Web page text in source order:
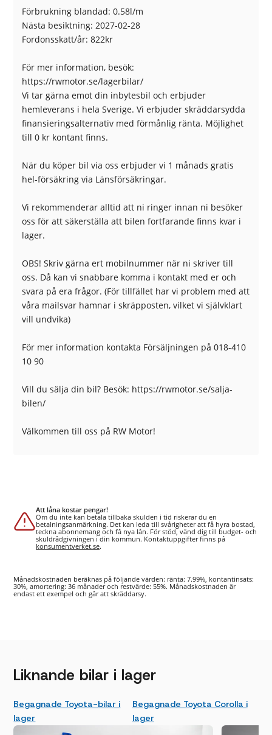
Fällbara baksäten
Helljusassistans
Körfilsassistans
Nödsamtal
Rear Traffic Alert
Sidokrockgardiner
Skyltigenkänning
Sminkspegel
Sportstolar
Start-/stoppfunktion
Startspärr
Sätesvärme (fram)
Förbrukning blandad: 0.58l/m
Nästa besiktning: 2027-02-28
Fordonsskatt/år: 822kr
För mer information, besök:
https://rwmotor.se/lagerbilar/
Vi tar gärna emot din inbytesbil och erbjuder
hemleverans i hela Sverige. Vi erbjuder skräddarsydda
finansieringsalternativ med förmånlig ränta. Möjlighet
till 0 kr kontant finns.
När du köper bil via oss erbjuder vi 1 månads gratis
hel-försäkring via Länsförsäkringar.
Vi rekommenderar alltid att ni ringer innan ni besöker
oss för att säkerställa att bilen fortfarande finns kvar i
lager.
OBS! Skriv gärna ert mobilnummer när ni skriver till
oss. Då kan vi snabbare komma i kontakt med er och
svara på era frågor. (För tillfället har vi problem med att
våra mailsvar hamnar i skräpposten, vilket vi självklart
vill undvika)
För mer information kontakta Försäljningen på 018-410
10 90
Vill du sälja din bil? Besök: https://rwmotor.se/salja-
bilen/
Välkommen till oss på RW Motor!
Att låna kostar pengar!
Om du inte kan betala tillbaka skulden i tid riskerar du en
betalningsanmärkning. Det kan leda till svårigheter att få hyra bostad,
teckna abonnemang och få nya lån. För stöd, vänd dig till budget- och
skuldrådgivningen i din kommun. Kontaktuppgifter finns på
konsumentverket.se.
Månadskostnaden beräknas på följande värden: ränta: 7.99%, kontantinsats:
30%, amortering: 36 månader och restvärde: 55%. Månadskostnaden är
endast ett exempel och går att skräddarsy.
Liknande bilar i lager
Begagnade Toyota-bilar i
lager
Begagnade Toyota Corolla i
lager